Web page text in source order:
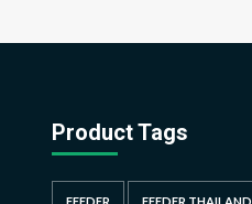
Product Tags
FEEDER FEEDER THAILAND